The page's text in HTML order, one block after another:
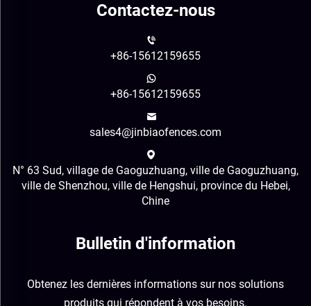
Contactez-nous
+86-15612159655
+86-15612159655
sales4@jinbiaofences.com
N° 63 Sud, village de Gaoguzhuang, ville de Gaoguzhuang,
ville de Shenzhou, ville de Hengshui, province du Hebei,
Chine
Bulletin d'information
Obtenez les dernières informations sur nos solutions
produits qui répondent à vos besoins.